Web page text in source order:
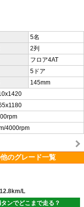
5名
2列
フロア4AT
5ドア
145mm
4000rpm
のグレード一覧
12.8km/L
ンでどこまで走る？